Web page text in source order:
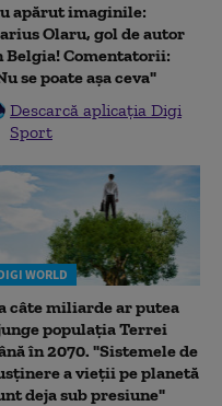
apărut imaginile:
Olaru, gol de autor
Belgia! Comentatorii:
se poate așa ceva"
Descarcă aplicația Digi
Sport
WORLD
câte miliarde ar putea
populația Terrei
în 2070. "Sistemele de
a vieții pe planetă
deja sub presiune"